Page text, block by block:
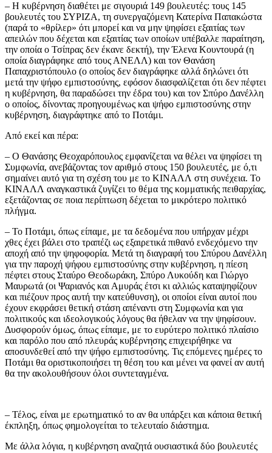
– Η κυβέρνηση διαθέτει με σιγουριά 149 βουλευτές: τους 145
βουλευτές του ΣΥΡΙΖΑ, τη συνεργαζόμενη Κατερίνα Παπακώστα
(παρά το «θρίλερ» ότι μπορεί και να μην ψηφίσει εξαιτίας των
απειλών που δέχεται και εξαιτίας των οποίων υπέβαλλε παραίτηση,
την οποία ο Τσίπρας δεν έκανε δεκτή), την Έλενα Κουντουρά (η
οποία διαγράφηκε από τους ΑΝΕΛΛ) και τον Θανάση
Παπαχριστόπουλο (ο οποίος δεν διαγράφηκε αλλά δηλώνει ότι
μετά την ψήφο εμπιστοσύνης, εφόσον διασφαλίζεται ότι δεν πέφτει
η κυβέρνηση, θα παραδώσει την έδρα του) και τον Σπύρο Δανέλλη
ο οποίος, δίνοντας προηγουμένως και ψήφο εμπιστοσύνης στην
κυβέρνηση, διαγράφτηκε από το Ποτάμι.
Από εκεί και πέρα:
– Ο Θανάσης Θεοχαρόπουλος εμφανίζεται να θέλει να ψηφίσει τη
Συμφωνία, ανεβάζοντας τον αριθμό στους 150 βουλευτές, με ό,τι
σημαίνει αυτό για τη σχέση του με το ΚΙΝΑΛΛ στη συνέχεια. Το
ΚΙΝΑΛΛ αναγκαστικά ζυγίζει το θέμα της κομματικής πειθαρχίας,
εξετάζοντας σε ποια περίπτωση δέχεται το μικρότερο πολιτικό
πλήγμα.
– Το Ποτάμι, όπως είπαμε, με τα δεδομένα που υπήρχαν μέχρι
χθες έχει βάλει στο τραπέζι ως εξαιρετικά πιθανό ενδεχόμενο την
αποχή από την ψηφοφορία. Μετά τη διαγραφή του Σπύρου Δανέλλη
για την παροχή ψήφου εμπιστοσύνης στην κυβέρνηση, η πίεση
πέφτει στους Σταύρο Θεοδωράκη, Σπύρο Λυκούδη και Γιώργο
Μαυρωτά (οι Ψαριανός και Αμυράς έτσι κι αλλιώς καταψηφίζουν
και πιέζουν προς αυτή την κατεύθυνση), οι οποίοι είναι αυτοί που
έχουν εκφράσει θετική στάση απέναντι στη Συμφωνία και για
πολιτικούς και ιδεολογικούς λόγους θα ήθελαν να την ψηφίσουν.
Δυσφορούν όμως, όπως είπαμε, με το ευρύτερο πολιτικό πλαίσιο
και παρόλο που από πλευράς κυβέρνησης επιχειρήθηκε να
αποσυνδεθεί από την ψήφο εμπιστοσύνης. Τις επόμενες ημέρες το
Ποτάμι θα οριστικοποιήσει τη θέση του και μένει να φανεί αν αυτή
θα την ακολουθήσουν όλοι συντεταγμένα.
– Τέλος, είναι με ερωτηματικό το αν θα υπάρξει και κάποια θετική
έκπληξη, όπως φημολογείται το τελευταίο διάστημα.
Με άλλα λόγια, η κυβέρνηση αναζητά ουσιαστικά δύο βουλευτές